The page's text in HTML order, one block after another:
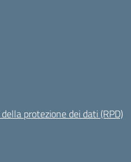
protezione dei dati (RPD)